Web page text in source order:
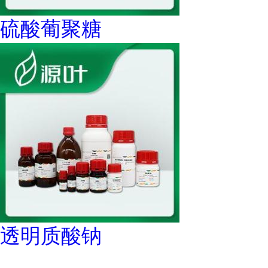
硫酸葡聚糖
透明质酸钠